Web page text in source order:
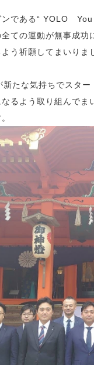
ンである“ YOLO
ての運動が無事成
う祈願してまいりま
新たな気持ちでスタ
るよう取り組んで